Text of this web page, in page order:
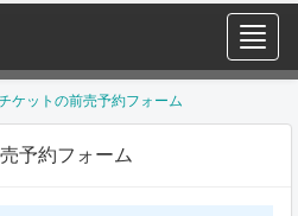
ケットの前売予約フォーム
予約フォーム